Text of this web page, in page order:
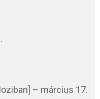
– március 17.